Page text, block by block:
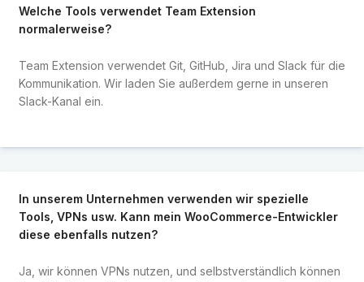
Welche Tools verwendet Team Extension
normalerweise?
Team Extension verwendet Git, GitHub, Jira und Slack für die
Kommunikation. Wir laden Sie außerdem gerne in unseren
Slack-Kanal ein.
In unserem Unternehmen verwenden wir spezielle
Tools, VPNs usw. Kann mein WooCommerce-Entwickler
diese ebenfalls nutzen?
Ja, wir können VPNs nutzen, und selbstverständlich können